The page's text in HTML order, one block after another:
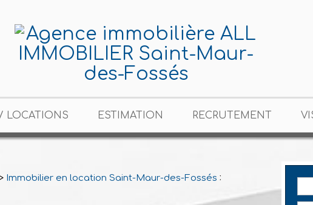
LOCATIONS ESTIMATION RECRUTEMENT
Immobilier en location Saint-Maur-des-Fossés > T2 en location